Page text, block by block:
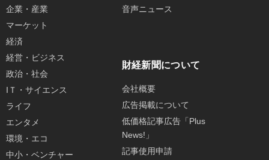
企業・産業
マーケット
経済
経営・ビジネス
政治・社会
IＴ・サイエンス
ライフ
エンタメ
環境・エコ
中小・ベンチャー
音声ニュース
財経新聞について
会社概要
広告掲載について
低価格記事広告「Plus
News!」
記事使用申請